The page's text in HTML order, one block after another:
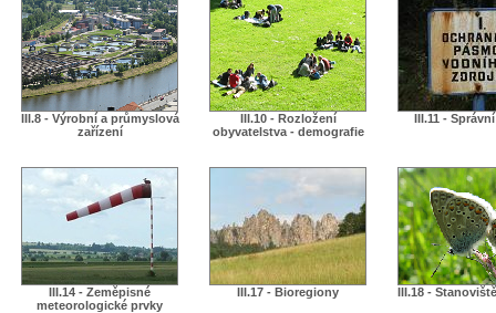
III.8 - Výrobní a průmyslová
zařízení
III.10 - Rozložení
obyvatelstva - demografie
III.11 -
III.14 - Zeměpisné
meteorologické prvky
III.17 - Bioregiony III.18 -